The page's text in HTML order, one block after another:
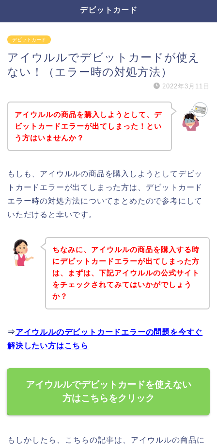
デビットカード
デビットカード
アイウルルでデビットカードが使え
ない！（エラー時の対処方法）
2022年3月11日
アイウルルの商品を購入しようとして、デ
ビットカードエラーが出てしまった！とい
う方はいませんか？
もしも、アイウルルの商品を購入しようとしてデビッ
トカードエラーが出てしまった方は、デビットカード
エラー時の対処方法についてまとめたので参考にして
いただけると幸いです。
ちなみに、アイウルルの商品を購入する時
にデビットカードエラーが出てしまった方
は、まずは、下記アイウルルの公式サイト
をチェックされてみてはいかがでしょう
か？
⇒アイウルルのデビットカードエラーの問題を今すぐ
解決したい方はこちら
アイウルルでデビットカードを使えない
方はこちらをクリック
もしかしたら、こちらの記事は、アイウルルの商品に